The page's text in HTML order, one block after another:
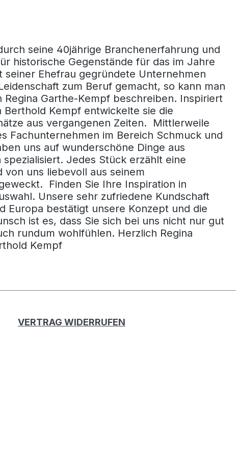
seine 40jährige Branchenerfahrung und
historische Gegenstände für das im Jahre
seiner Ehefrau gegründete Unternehmen
zum Beruf gemacht, so kann man
Regina Garthe-Kempf beschreiben. Inspiriert
Berthold Kempf entwickelte sie die
aus vergangenen Zeiten. Mittlerweile
Fachunternehmen im Bereich Schmuck und
uns auf wunderschöne Dinge aus
Jedes Stück erzählt eine
von uns liebevoll aus seinem
Finden Sie Ihre Inspiration in
Unsere sehr zufriedene Kundschaft
Europa bestätigt unsere Konzept und die
ist es, dass Sie sich bei uns nicht nur gut
rundum wohlfühlen. Herzlich Regina
& Berthold Kempf
VERTRAG WIDERRUFEN